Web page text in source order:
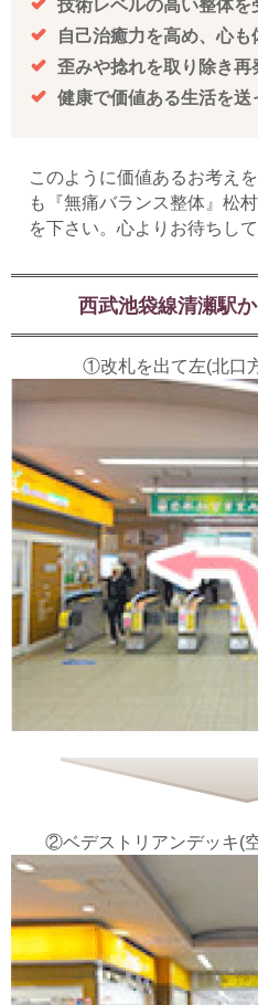
技術レベルの高い整体を
自己治癒力を高め、心
歪みや捻れを取り除き
健康で価値ある生活を送
このように価値あるお考え
も『無痛バランス整体』松
を下さい。心よりお待ちして
西武池袋線清瀬駅
①改札を出て左(北口
②ベデストリアンデッキ(